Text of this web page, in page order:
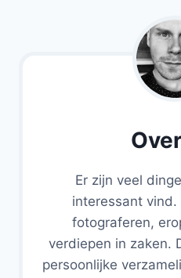
Er zijn veel
interessant vind.
fotograferen,
verdiepen in zaken.
persoonlijke